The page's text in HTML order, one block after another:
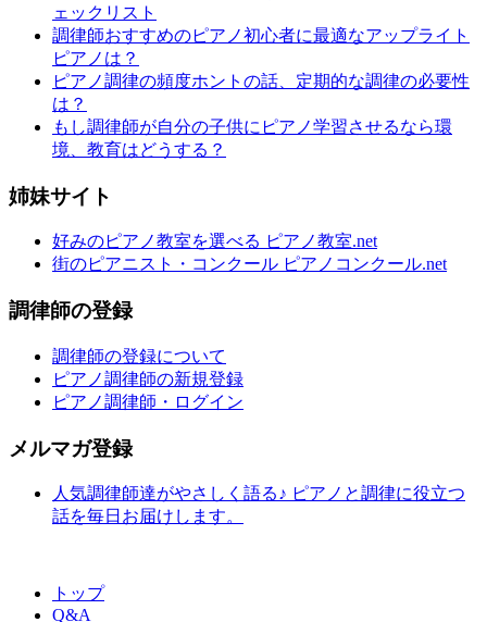
ェックリスト
調律師おすすめのピアノ初心者に最適なアップライト
ピアノは？
ピアノ調律の頻度ホントの話、定期的な調律の必要性
は？
もし調律師が自分の子供にピアノ学習させるなら環
境、教育はどうする？
姉妹サイト
好みのピアノ教室を選べる ピアノ教室.net
街のピアニスト・コンクール ピアノコンクール.net
調律師の登録
調律師の登録について
ピアノ調律師の新規登録
ピアノ調律師・ログイン
メルマガ登録
人気調律師達がやさしく語る♪ ピアノと調律に役立つ
話を毎日お届けします。
トップ
Q&A